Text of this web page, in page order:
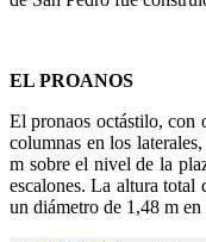
EL PROANOS
El pronaos octástilo, con
columnas en los
m sobre el nivel de la
escalones. La altura total
un diámetro de 1,48 m en